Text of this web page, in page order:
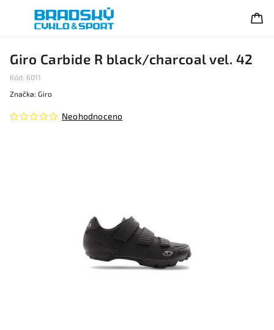
Giro Carbide R black/charcoal vel. 42
Kód: 6011
Neohodnoceno
Značka: Giro